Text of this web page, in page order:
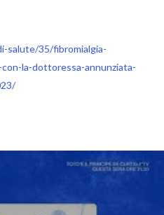
salute/35/fibromialgia-
la-dottoressa-annunziata-